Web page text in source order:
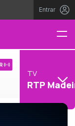
Entrar
TV
RTP